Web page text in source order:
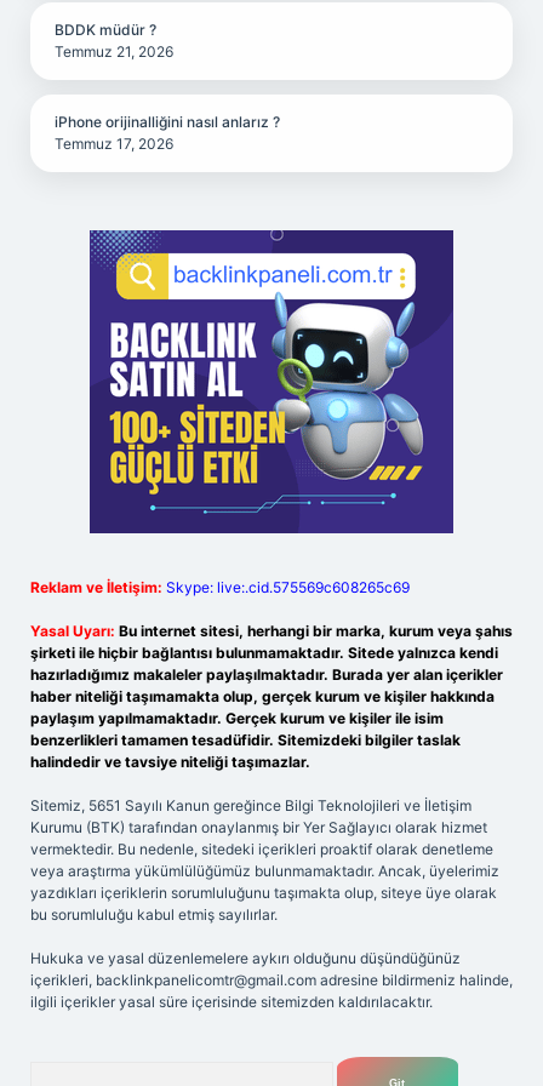
BDDK müdür ?
Temmuz 21, 2026
iPhone orijinalliğini nasıl anlarız ?
Temmuz 17, 2026
Reklam ve İletişim: Skype: live:.cid.575569c608265c69
Yasal Uyarı: Bu internet sitesi, herhangi bir marka, kurum veya şahıs
şirketi ile hiçbir bağlantısı bulunmamaktadır. Sitede yalnızca kendi
hazırladığımız makaleler paylaşılmaktadır. Burada yer alan içerikler
haber niteliği taşımamakta olup, gerçek kurum ve kişiler hakkında
paylaşım yapılmamaktadır. Gerçek kurum ve kişiler ile isim
benzerlikleri tamamen tesadüfidir. Sitemizdeki bilgiler taslak
halindedir ve tavsiye niteliği taşımazlar.
Sitemiz, 5651 Sayılı Kanun gereğince Bilgi Teknolojileri ve İletişim
Kurumu (BTK) tarafından onaylanmış bir Yer Sağlayıcı olarak hizmet
vermektedir. Bu nedenle, sitedeki içerikleri proaktif olarak denetleme
veya araştırma yükümlülüğümüz bulunmamaktadır. Ancak, üyelerimiz
yazdıkları içeriklerin sorumluluğunu taşımakta olup, siteye üye olarak
bu sorumluluğu kabul etmiş sayılırlar.
Hukuka ve yasal düzenlemelere aykırı olduğunu düşündüğünüz
içerikleri, backlinkpanelicomtr@gmail.com adresine bildirmeniz halinde,
ilgili içerikler yasal süre içerisinde sitemizden kaldırılacaktır.